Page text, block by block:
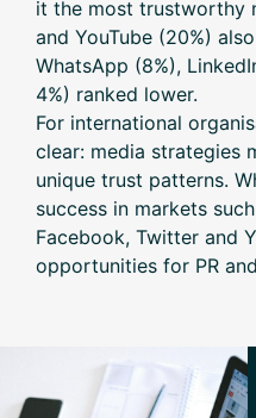
it the most trustworthy
and YouTube (20%)
WhatsApp (8%),
4%) ranked lower.
For international
clear: media strategies
unique trust patterns.
success in markets
Facebook, Twitter and
opportunities for PR